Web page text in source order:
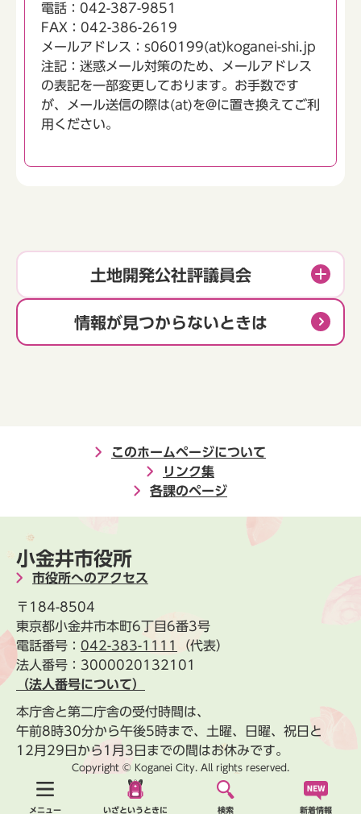
メニュー いざというときに 検索 新着情報
電話：042-387-9851
FAX：042-386-2619
メールアドレス：s060199(at)koganei-shi.jp
注記：迷惑メール対策のため、メールアドレス
の表記を一部変更しております。お手数です
が、メール送信の際は(at)を@に置き換えてご利
用ください。
土地開発公社評議員会
情報が見つからないときは
このホームページについて
リンク集
各課のページ
小金井市役所
市役所へのアクセス
〒184-8504
東京都小金井市本町6丁目6番3号
電話番号： 042-383-1111
（代表）
法人番号：3000020132101
（法人番号について）
本庁舎と第二庁舎の受付時間は、
午前8時30分から午後5時まで、土曜、日曜、祝日と
12月29日から1月3日までの間はお休みです。
Copyright © Koganei City. All rights reserved.